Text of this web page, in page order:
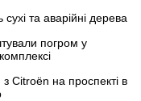
та аварійні дерева
погром у
з Citroën на проспекті в